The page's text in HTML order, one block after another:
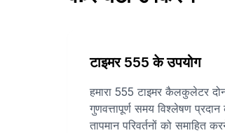
टाइमर 555 के उपयोग
हमारा 555 टाइमर कैलकुलेटर
गुणवत्तापूर्ण समय विश्लेषण
तापमान परिवर्तनों को समाहित